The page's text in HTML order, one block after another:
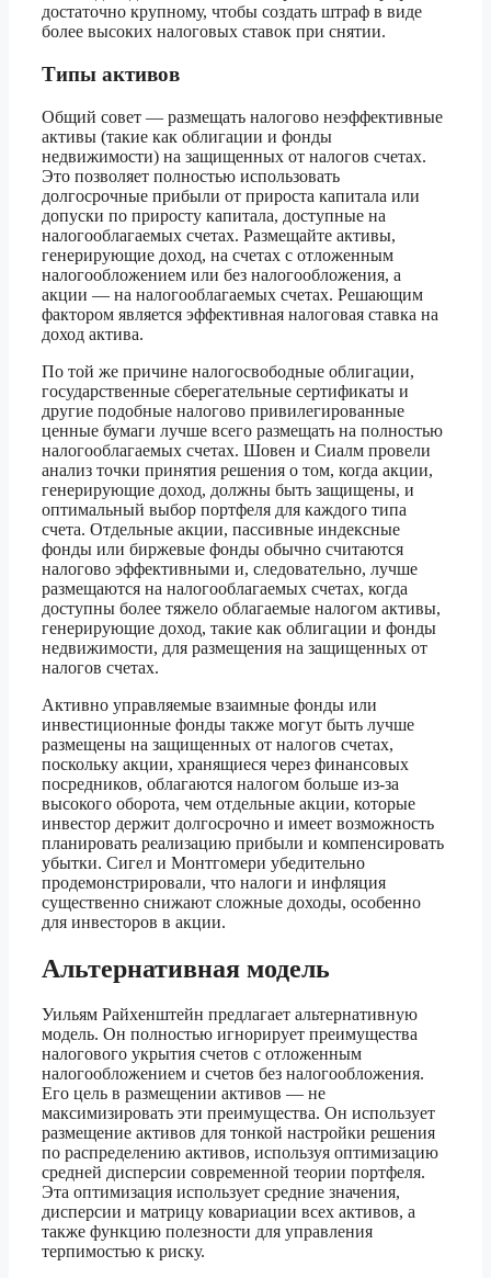
достаточно крупному, чтобы создать штраф в виде
более высоких налоговых ставок при снятии.
Типы активов
Общий совет — размещать налогово неэффективные
активы (такие как облигации и фонды
недвижимости) на защищенных от налогов счетах.
Это позволяет полностью использовать
долгосрочные прибыли от прироста капитала или
допуски по приросту капитала, доступные на
налогооблагаемых счетах. Размещайте активы,
генерирующие доход, на счетах с отложенным
налогообложением или без налогообложения, а
акции — на налогооблагаемых счетах. Решающим
фактором является эффективная налоговая ставка на
доход актива.
По той же причине налогосвободные облигации,
государственные сберегательные сертификаты и
другие подобные налогово привилегированные
ценные бумаги лучше всего размещать на полностью
налогооблагаемых счетах. Шовен и Сиалм провели
анализ точки принятия решения о том, когда акции,
генерирующие доход, должны быть защищены, и
оптимальный выбор портфеля для каждого типа
счета. Отдельные акции, пассивные индексные
фонды или биржевые фонды обычно считаются
налогово эффективными и, следовательно, лучше
размещаются на налогооблагаемых счетах, когда
доступны более тяжело облагаемые налогом активы,
генерирующие доход, такие как облигации и фонды
недвижимости, для размещения на защищенных от
налогов счетах.
Активно управляемые взаимные фонды или
инвестиционные фонды также могут быть лучше
размещены на защищенных от налогов счетах,
поскольку акции, хранящиеся через финансовых
посредников, облагаются налогом больше из-за
высокого оборота, чем отдельные акции, которые
инвестор держит долгосрочно и имеет возможность
планировать реализацию прибыли и компенсировать
убытки. Сигел и Монтгомери убедительно
продемонстрировали, что налоги и инфляция
существенно снижают сложные доходы, особенно
для инвесторов в акции.
Альтернативная модель
Уильям Райхенштейн предлагает альтернативную
модель. Он полностью игнорирует преимущества
налогового укрытия счетов с отложенным
налогообложением и счетов без налогообложения.
Его цель в размещении активов — не
максимизировать эти преимущества. Он использует
размещение активов для тонкой настройки решения
по распределению активов, используя оптимизацию
средней дисперсии современной теории портфеля.
Эта оптимизация использует средние значения,
дисперсии и матрицу ковариации всех активов, а
также функцию полезности для управления
терпимостью к риску.